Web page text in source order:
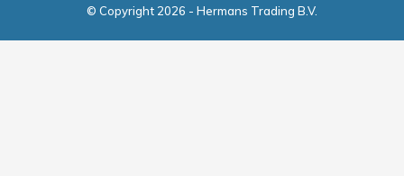
© Copyright 2026 - Hermans Trading B.V.